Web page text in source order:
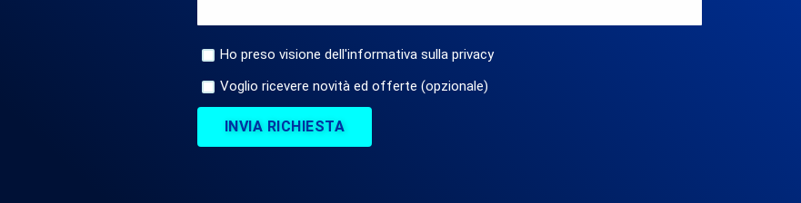
Ho preso visione dell'informativa sulla privacy
Voglio ricevere novità ed offerte (opzionale)
INVIA RICHIESTA